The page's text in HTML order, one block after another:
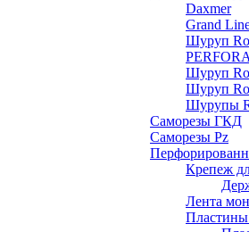
Daxmer
Grand
Шуруп
Шуруп
Шуруп
Шурупы
Саморeзы ГКД
Саморезы Pz
Крепеж
Лента